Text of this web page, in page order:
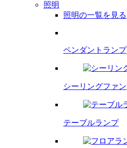
照明
照明の一覧を見る
ペンダント ランプ
シーリングファン
テーブルランプ